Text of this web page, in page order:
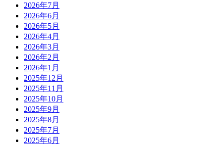
2026年7月
2026年6月
2026年5月
2026年4月
2026年3月
2026年2月
2026年1月
2025年12月
2025年11月
2025年10月
2025年9月
2025年8月
2025年7月
2025年6月